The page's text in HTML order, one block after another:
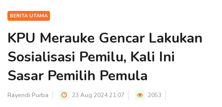
BERITA UTAMA
KPU Merauke Gencar Lakukan
Sosialisasi Pemilu, Kali Ini
Sasar Pemilih Pemula
Rayendi Purba 23 Aug 2024 21:07 2053